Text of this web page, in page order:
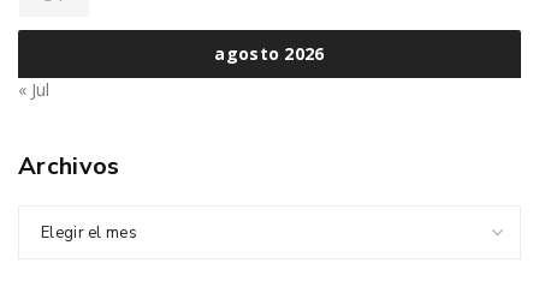
agosto 2026
« Jul
Archivos
Elegir el mes